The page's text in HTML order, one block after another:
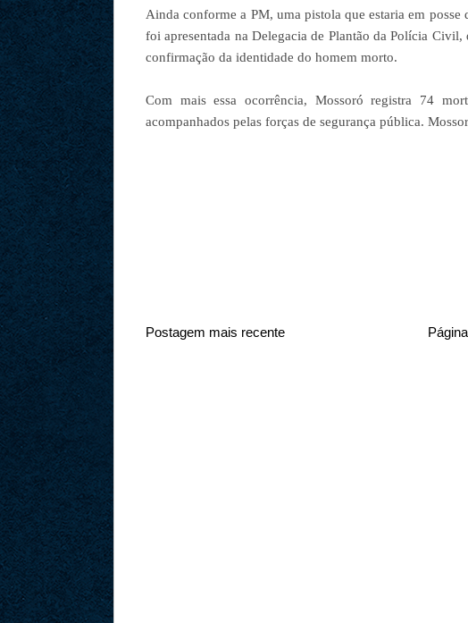
Ainda conforme a PM, uma pistola que estaria em
foi apresentada na Delegacia de Plantão da Polícia
confirmação da identidade do homem morto.
Com mais essa ocorrência, Mossoró registra 74
acompanhados pelas forças de segurança pública.
Postagem mais recente